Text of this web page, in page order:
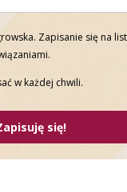
Zapisanie się na
w każdej chwili.
się!